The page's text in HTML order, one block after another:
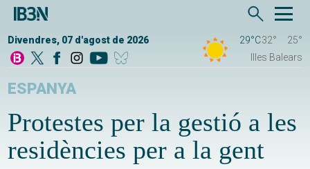
Divendres, 07 d'agost de 2026 29°C32°
25°
Illes Balears
ESPANYA
Protestes per la gestió a les
residències per a la gent